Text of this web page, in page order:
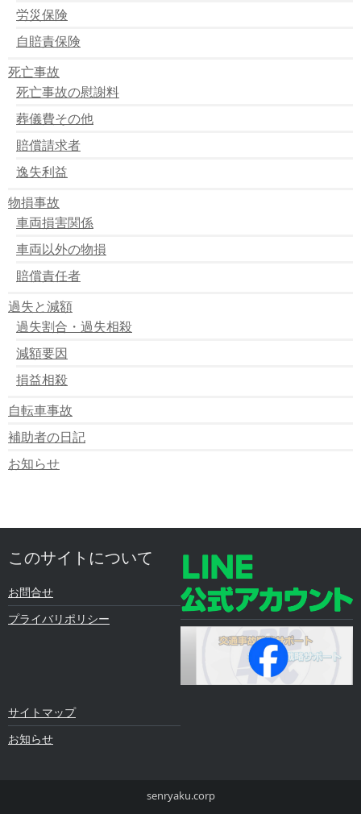
労災保険
自賠責保険
死亡事故
死亡事故の慰謝料
葬儀費その他
賠償請求者
逸失利益
物損事故
車両損害関係
車両以外の物損
賠償責任者
過失と減額
過失割合・過失相殺
減額要因
損益相殺
自転車事故
補助者の日記
お知らせ
このサイトについて
お問合せ
プライバリポリシー
サイトマップ
お知らせ
senryaku.corp